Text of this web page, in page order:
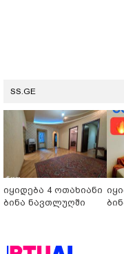
SS.GE
იყიდება 4 ოთახიანი
ბინა ნავთლუღში